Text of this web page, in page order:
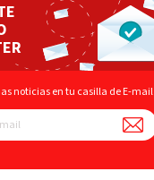
noticias en tu casilla de E-mail